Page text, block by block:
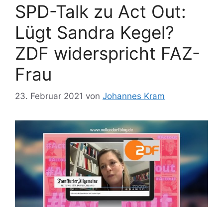
SPD-Talk zu Act Out:
Lügt Sandra Kegel?
ZDF widerspricht FAZ-
Frau
23. Februar 2021 von Johannes Kram